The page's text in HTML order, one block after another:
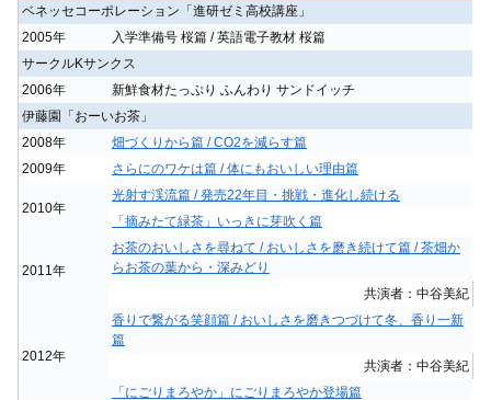
ベネッセコーポレーション「進研ゼミ高校講座」
2005年
入学準備号 桜篇 / 英語電子教材 桜篇
サークルKサンクス
2006年
新鮮食材たっぷり ふんわり サンドイッチ
伊藤園「おーいお茶」
2008年
畑づくりから篇 / CO2を減らす篇
2009年
さらにのワケは篇 / 体にもおいしい理由篇
2010年
光射す渓流篇 / 発売22年目・挑戦・進化し続ける
「摘みたて緑茶」いっきに芽吹く篇
2011年
お茶のおいしさを尋ねて / おいしさを磨き続けて篇 / 茶畑か
らお茶の葉から・深みどり
共演者：中谷美紀
2012年
香りで繋がる笑顔篇 / おいしさを磨きつづけて冬、香り一新
篇
共演者：中谷美紀
「にごりまろやか」にごりまろやか登場篇